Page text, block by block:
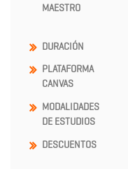
MAESTRO
DURACIÓN
PLATAFORMA
CANVAS
MODALIDADES
DE ESTUDIOS
DESCUENTOS